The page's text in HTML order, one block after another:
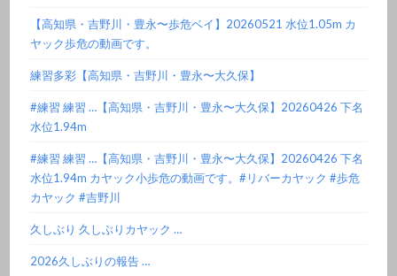
【高知県・吉野川・豊永〜歩危ベイ】20260521 水位1.05m カ
ヤック歩危の動画です。
練習多彩【高知県・吉野川・豊永〜大久保】
#練習 練習 …【高知県・吉野川・豊永〜大久保】20260426 下名
水位1.94m
#練習 練習 …【高知県・吉野川・豊永〜大久保】20260426 下名
水位1.94m カヤック小歩危の動画です。#リバーカヤック #歩危
カヤック #吉野川
久しぶり 久しぶりカヤック …
2026久しぶりの報告 …